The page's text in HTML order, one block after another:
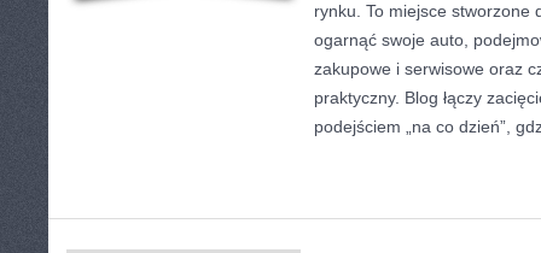
rynku. To miejsce stworzone
ogarnąć swoje auto,
zakupowe i serwisowe oraz
praktyczny. Blog łączy
podejściem „na co dzień”,